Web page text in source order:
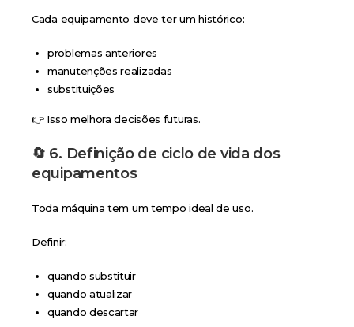
Cada equipamento deve ter um histórico:
problemas anteriores
manutenções realizadas
substituições
👉 Isso melhora decisões futuras.
🔄 6. Definição de ciclo de vida dos
equipamentos
Toda máquina tem um tempo ideal de uso.
Definir:
quando substituir
quando atualizar
quando descartar